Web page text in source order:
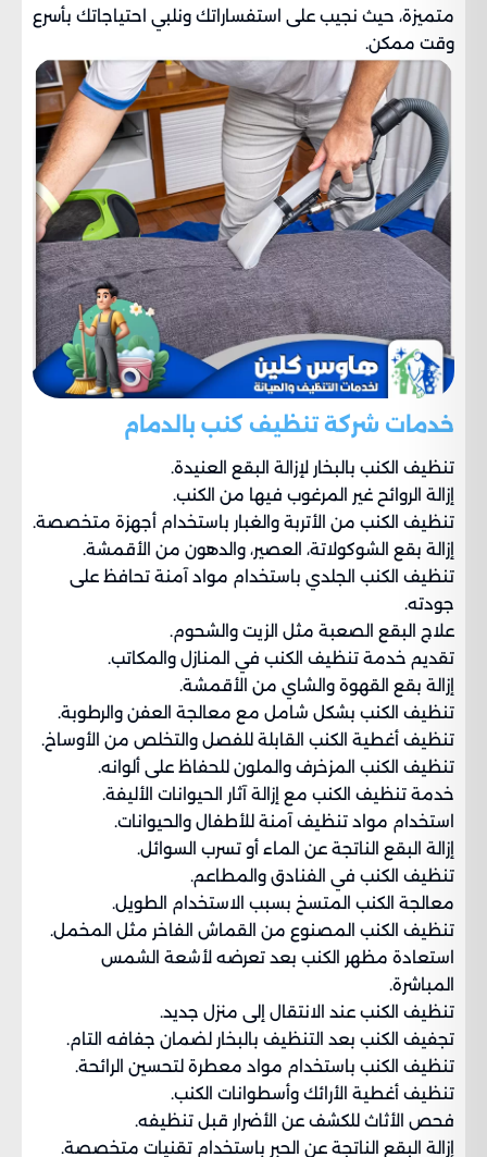
متميزة، حيث نجيب على استفساراتك ونلبي احتياجاتك بأسرع
وقت ممكن.
خدمات شركة تنظيف كنب بالدمام
تنظيف الكنب بالبخار لإزالة البقع العنيدة.
إزالة الروائح غير المرغوب فيها من الكنب.
تنظيف الكنب من الأتربة والغبار باستخدام أجهزة متخصصة.
إزالة بقع الشوكولاتة، العصير، والدهون من الأقمشة.
تنظيف الكنب الجلدي باستخدام مواد آمنة تحافظ على
جودته.
علاج البقع الصعبة مثل الزيت والشحوم.
تقديم خدمة تنظيف الكنب في المنازل والمكاتب.
إزالة بقع القهوة والشاي من الأقمشة.
تنظيف الكنب بشكل شامل مع معالجة العفن والرطوبة.
تنظيف أغطية الكنب القابلة للفصل والتخلص من الأوساخ.
تنظيف الكنب المزخرف والملون للحفاظ على ألوانه.
خدمة تنظيف الكنب مع إزالة آثار الحيوانات الأليفة.
استخدام مواد تنظيف آمنة للأطفال والحيوانات.
إزالة البقع الناتجة عن الماء أو تسرب السوائل.
تنظيف الكنب في الفنادق والمطاعم.
معالجة الكنب المتسخ بسبب الاستخدام الطويل.
تنظيف الكنب المصنوع من القماش الفاخر مثل المخمل.
استعادة مظهر الكنب بعد تعرضه لأشعة الشمس
المباشرة.
تنظيف الكنب عند الانتقال إلى منزل جديد.
تجفيف الكنب بعد التنظيف بالبخار لضمان جفافه التام.
تنظيف الكنب باستخدام مواد معطرة لتحسين الرائحة.
تنظيف أغطية الأرائك وأسطوانات الكنب.
فحص الأثاث للكشف عن الأضرار قبل تنظيفه.
إزالة البقع الناتجة عن الحبر باستخدام تقنيات متخصصة.